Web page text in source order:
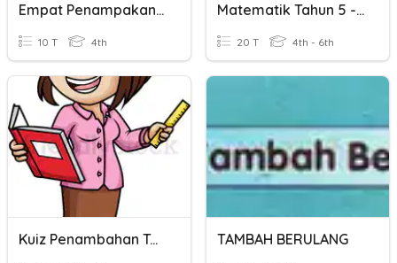
Empat Penampakan Agung
10 T 4th
Matematik Tahun 5 - Penambahan Jisim
20 T 4th - 6th
Kuiz Penambahan Tahun 4 2021 TAMBAH BERULANG